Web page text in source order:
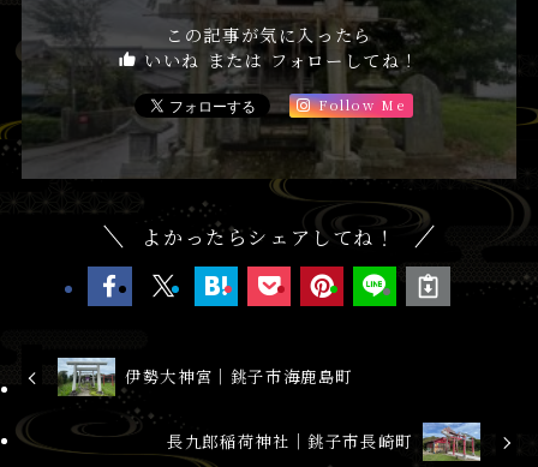
この記事が気に入ったら
いいね または フォローしてね！
Follow Me
よかったらシェアしてね！
伊勢大神宮│銚子市海鹿島町
長九郎稲荷神社│銚子市長崎町